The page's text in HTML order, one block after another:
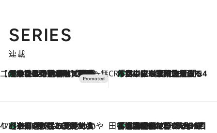
SERIES
連載
【CREA×星野リゾート】唯一無二。癒しと発見が待つ場所へ
2026.8.7
【トンボの足水浴】ヒノキの香りに包まれて涼感マックス！約13℃の湧水かけ流しを避暑地「星野温泉 トンボの湯」で体験 CREA'S CHOICE
2026.8.7
「立川にも歌舞伎があるんだよ」 片岡仁左衛門・市川中車ら豪華座組みで4年目の立川立飛歌舞伎へ
47都道府県の手みやげ ひんやりスイーツで夏を満喫
2026.8.7
【京都府】この夏絶対食べたい 冷やしておいしいおやつ3選 ひと口目から心を掴む新緑のテリーヌ 田中稲の勝手に再ブーム
2026.8.7
「湘南乃風に憧れて」観客大盛上がりの“タオル回し”に、ラッパー顔負けの高速歌唱まで…さだまさし（74）のアグレッシブすぎる現在地